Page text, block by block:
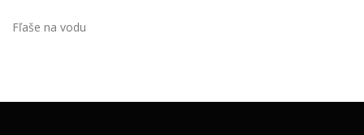
Fľaše na vodu